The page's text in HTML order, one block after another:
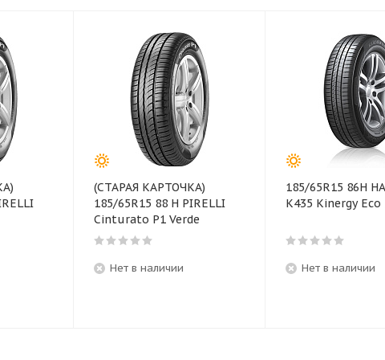
(СТАРАЯ КАРТОЧКА)
185/65R15 88 H PIRELLI
Cinturato P1 Verde
Нет в наличии
185/65R15 86H
K435 Kinergy Eco
Нет в наличии